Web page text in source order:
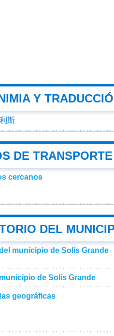
Y
斯
DE
cercanos
DEL
municipio de Solís Grande
de Solís Grande
geográficas